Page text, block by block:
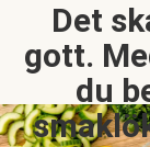
Det
gott.
du